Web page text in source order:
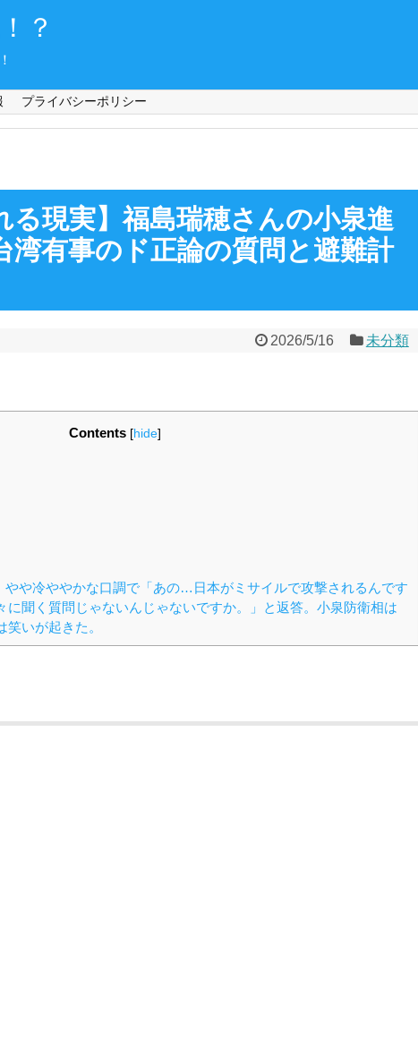
？
プライバシーポリシー
る現実】福島瑞穂さんの小泉進
湾有事のド正論の質問と避難計
2026/5/16 未分類
Contents [hide]
やや冷ややかな口調で「あの…日本がミサイルで攻撃されるんです
に聞く質問じゃないんじゃないですか。」と返答。小泉防衛相は
いが起きた。